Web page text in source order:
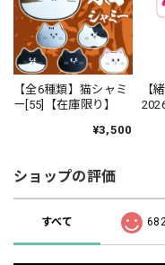
【全6種類】猫シャミ
ー[55]【在庫限り】
¥3,500
【
ショップの評価
すべて